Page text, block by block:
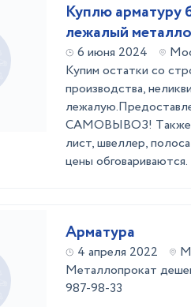
Куплю арматуру
лежалый
6 июня 2024
Купим остатки со
производства,
CAМОBЫВОЗ! Tакжe
лист, швeллеp,
цены
Арматура
4 апреля 2022
Металлопрокат
987-98-33